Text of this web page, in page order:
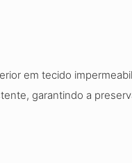
em tecido
garantindo a